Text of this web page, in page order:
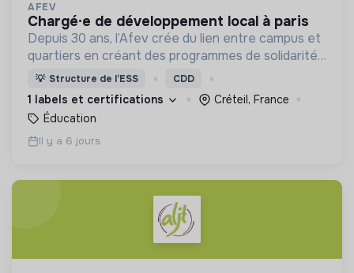
AFEV
chargé·e de développement local à paris
Depuis 30 ans, l’Afev crée du lien entre campus et
quartiers en créant des programmes de solidarité
où des milliers d’étudiant·es s’engagent auprès des
jeunes.
💡 Structure de l’ESS CDD
1 labels et certifications
Créteil, France
Éducation
Il y a 6 jours